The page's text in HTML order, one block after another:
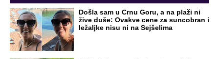
Došla sam u Crnu Goru, a na plaži ni
žive duše: Ovakve cene za suncobran i
ležaljke nisu ni na Sejšelima